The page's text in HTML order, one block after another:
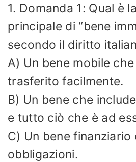
1. Domanda 1: Qual è
principale di “bene
secondo il diritto
A) Un bene mobile
trasferito facilmente.
B) Un bene che
e tutto ciò che è ad
C) Un bene finanziario
obbligazioni.